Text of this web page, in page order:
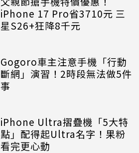
iPhone 17 Pro省3710元 三
星S26+狂降8千元
Gogoro車主注意手機「行動
斷網」演習！2時段無法做5件
事
iPhone Ultra摺疊機「5大特
點」配得起Ultra名字！果粉
看完更心動